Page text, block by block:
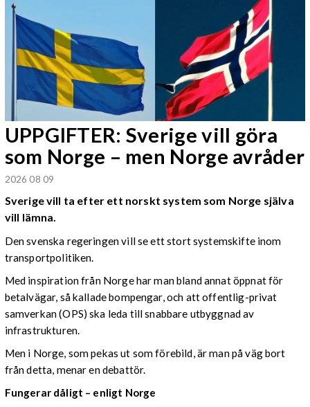
UPPGIFTER: Sverige vill göra
som Norge – men Norge avråder
2026 08 09
Sverige vill ta efter ett norskt system som Norge själva
vill lämna.
Den svenska regeringen vill se ett stort systemskifte inom
transportpolitiken.
Med inspiration från Norge har man bland annat öppnat för
betalvägar, så kallade bompengar, och att offentlig-privat
samverkan (OPS) ska leda till snabbare utbyggnad av
infrastrukturen.
Men i Norge, som pekas ut som förebild, är man på väg bort
från detta, menar en debattör.
Fungerar dåligt – enligt Norge